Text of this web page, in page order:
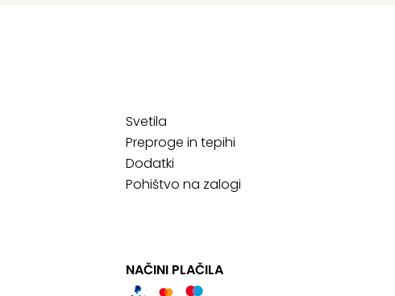
Svetila
Preproge in tepihi
Dodatki
Pohištvo na zalogi
NAČINI PLAČILA